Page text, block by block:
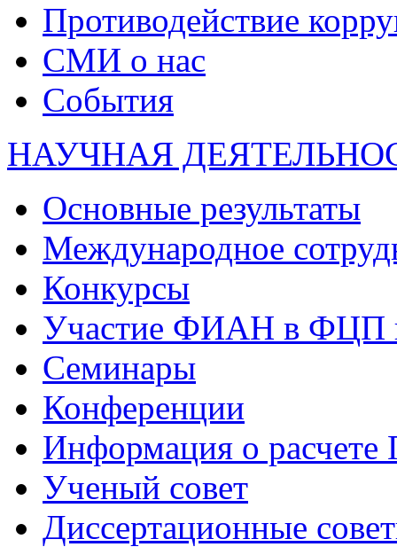
Противодействие
СМИ о нас
События
НАУЧНАЯ
Основные результаты
Международное
Конкурсы
Участие ФИАН в ФЦП
Семинары
Конференции
Информация о
Ученый совет
Диссертационные